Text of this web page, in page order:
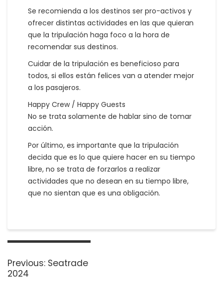
Se recomienda a los destinos ser pro-activos y
ofrecer distintas actividades en las que quieran
que la tripulación haga foco a la hora de
recomendar sus destinos.
Cuidar de la tripulación es beneficioso para
todos, si ellos están felices van a atender mejor
a los pasajeros.
Happy Crew / Happy Guests
No se trata solamente de hablar sino de tomar
acción.
Por último, es importante que la tripulación
decida que es lo que quiere hacer en su tiempo
libre, no se trata de forzarlos a realizar
actividades que no desean en su tiempo libre,
que no sientan que es una obligación.
Post
Previous: Previous
Seatrade
2024